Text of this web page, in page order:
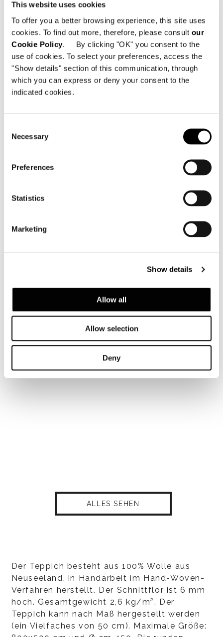
This website uses cookies
To offer you a better browsing experience, this site uses
cookies. To find out more, therefore, please consult our
Cookie Policy. By clicking "OK" you consent to the
use of cookies. To select your preferences, access the
"Show details" section of this communication, through
which you can express or deny your consent to the
indicated cookies.
Selection
Necessary
Preferences
Statistics
Marketing
Show details
Allow all
Allow selection
Deny
ALLES SEHEN
Der Teppich besteht aus 100% Wolle aus
Neuseeland, in Handarbeit im Hand-Woven-
Verfahren herstellt. Der Schnittflor ist 6 mm
hoch. Gesamtgewicht 2,6 kg/m². Der
Teppich kann nach Maß hergestellt werden
(ein Vielfaches von 50 cm). Maximale Größe: